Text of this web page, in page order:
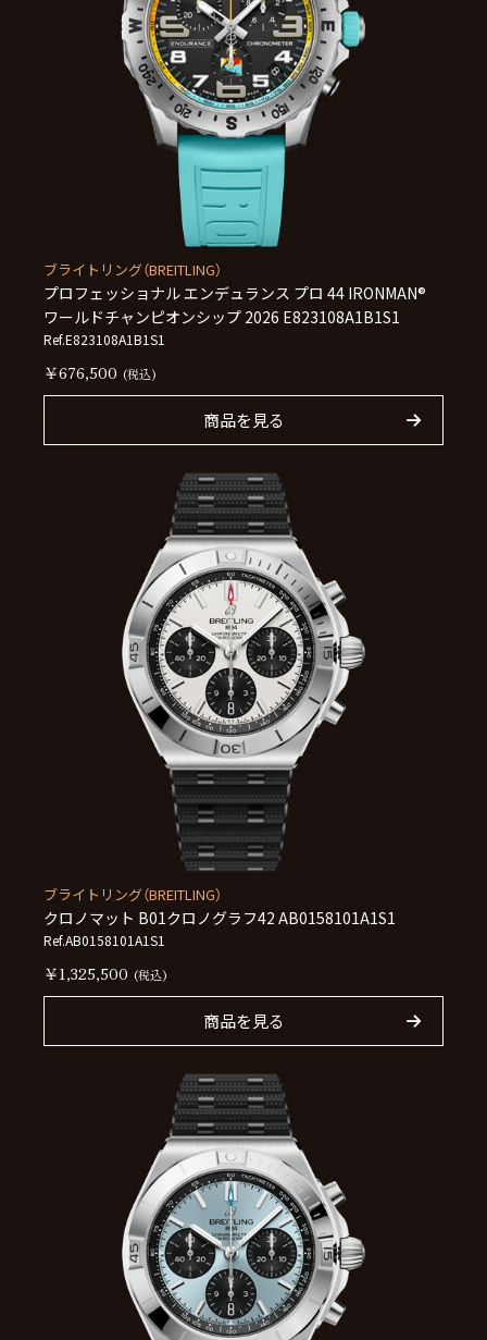
ブライトリング（BREITLING）
プロフェッショナル エンデュランス プロ 44 IRONMAN®
ワールドチャンピオンシップ 2026 E823108A1B1S1
Ref.E823108A1B1S1
￥676,500 (税込)
商品を見る
ブライトリング（BREITLING）
クロノマット B01クロノグラフ42 AB0158101A1S1
Ref.AB0158101A1S1
￥1,325,500 (税込)
商品を見る